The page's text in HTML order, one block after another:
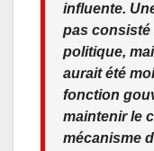
influente.
pas consisté
politique,
aurait été
fonction
maintenir le
mécanisme